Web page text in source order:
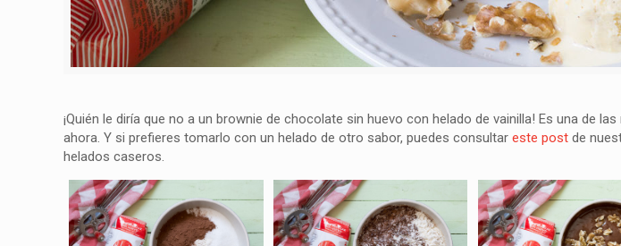
¡Quién le diría que no a un brownie de chocolate sin huevo con helado de vainilla! Es una de
ahora. Y si prefieres tomarlo con un helado de otro sabor, puedes consultareste post de
helados caseros.